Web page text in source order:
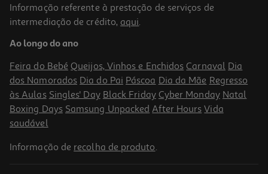
Gel Banho Natural Honey Derma Care Hidratante 650 Ml
9.68 €/Lt
6,29 €
Informação referente à prestação de serviços de
intermediação de crédito, aqui.
Ao longo do ano
Feira do Bebé Queijos, Vinhos e Enchidos Carnaval Dia
dos Namorados Dia do Pai Páscoa Dia da Mãe Regresso
às Aulas Singles' Day Black Friday Cyber Monday Natal
Boxing Days Samsung Unpacked After Hours Vida
saudável
Informação de recolha de produto.